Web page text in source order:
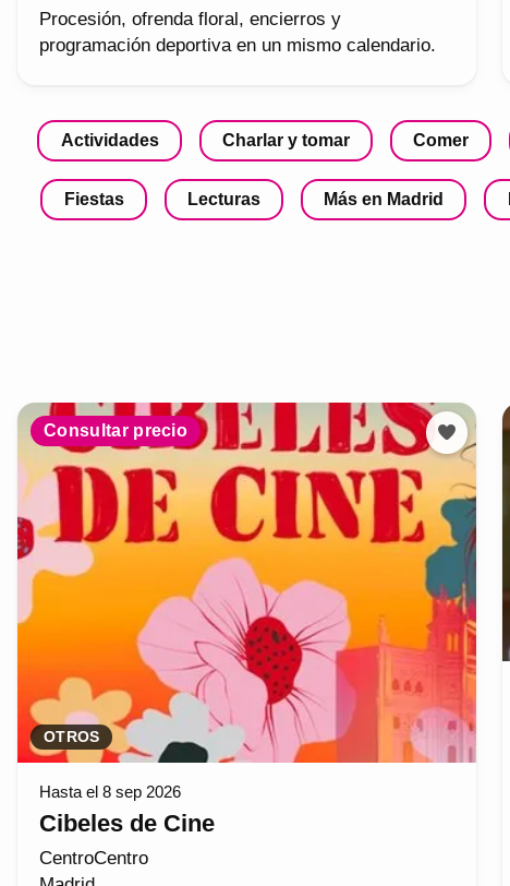
Procesión, ofrenda floral, encierros y
programación deportiva en un mismo calendario.
Actividades Charlar y tomar Comer
Fiestas Lecturas Más en Madrid
Consultar precio
OTROS
Hasta el 8 sep 2026
Cibeles de Cine
CentroCentro